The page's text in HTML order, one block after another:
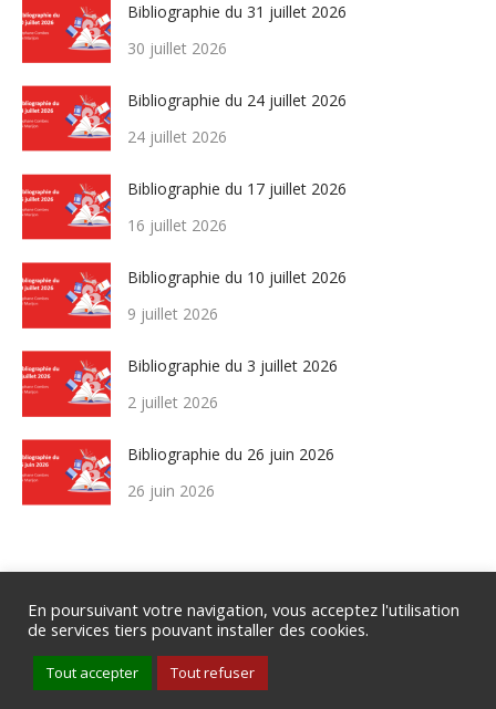
Bibliographie du 31 juillet 2026
30 juillet 2026
Bibliographie du 24 juillet 2026
24 juillet 2026
Bibliographie du 17 juillet 2026
16 juillet 2026
Bibliographie du 10 juillet 2026
9 juillet 2026
Bibliographie du 3 juillet 2026
2 juillet 2026
Bibliographie du 26 juin 2026
26 juin 2026
Groupe de Rythmologie et de Stimulation Cardiaque de la SFC .
Tous droits réservés .Mentions légales
En poursuivant votre navigation, vous acceptez l'utilisation
de services tiers pouvant installer des cookies.
Tout accepter Tout refuser